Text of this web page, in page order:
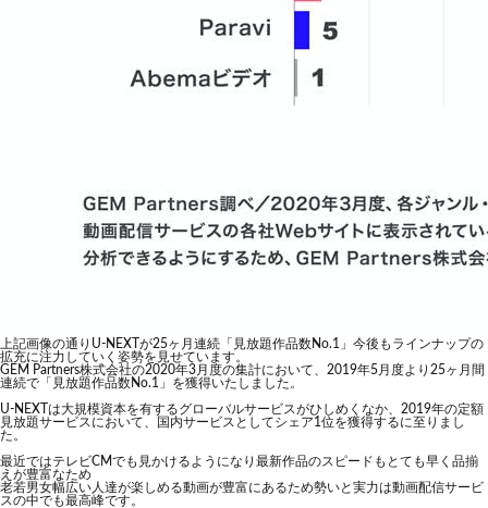
上記画像の通りU-NEXTが25ヶ月連続「見放題作品数No.1」今後もラインナップの
拡充に注力していく姿勢を見せています。
GEM Partners株式会社の2020年3月度の集計において、2019年5月度より25ヶ月間
連続で「見放題作品数No.1」を獲得いたしました。
U-NEXTは大規模資本を有するグローバルサービスがひしめくなか、2019年の定額
見放題サービスにおいて、国内サービスとしてシェア1位を獲得するに至りまし
た。
最近ではテレビCMでも見かけるようになり最新作品のスピードもとても早く品揃
えが豊富なため
老若男女幅広い人達が楽しめる動画が豊富にあるため勢いと実力は動画配信サービ
スの中でも最高峰です。